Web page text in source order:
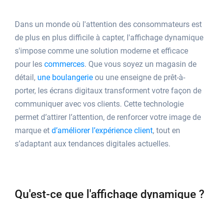
Dans un monde où l'attention des consommateurs est
de plus en plus difficile à capter, l'affichage dynamique
s'impose comme une solution moderne et efficace
pour les commerces. Que vous soyez un magasin de
détail, une boulangerie ou une enseigne de prêt-à-
porter, les écrans digitaux transforment votre façon de
communiquer avec vos clients. Cette technologie
permet d’attirer l’attention, de renforcer votre image de
marque et d’améliorer l’expérience client, tout en
s’adaptant aux tendances digitales actuelles.
Qu'est-ce que l'affichage dynamique ?